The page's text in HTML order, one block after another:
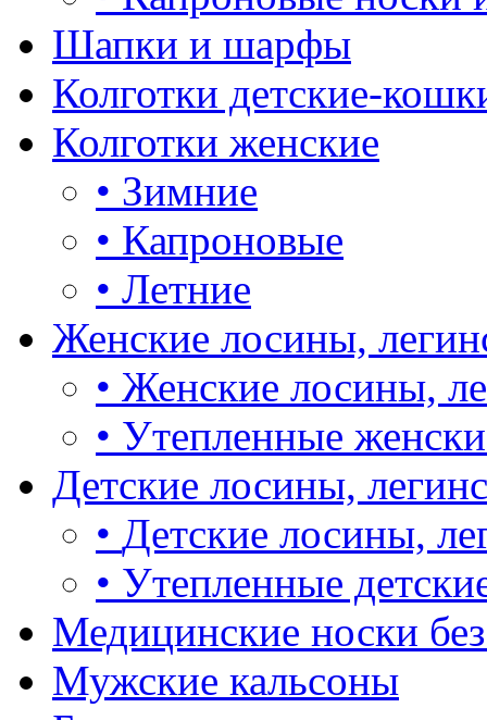
Шапки и шарфы
Колготки детские-
Колготки женские
• Зимние
• Капроновые
• Летние
Женские лосины,
• Женские лосины,
• Утепленные
Детские лосины,
• Детские лосины,
• Утепленные
Медицинские носки
Мужские кальсоны